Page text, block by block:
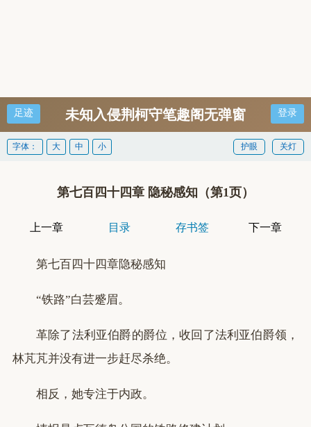
足迹 未知入侵荆柯守笔趣阁无弹窗 登录
关灯
护眼
字体： 大 中 小
第七百四十四章 隐秘感知（第1页）
上一章 目录 存书签 下一章
第七百四十四章隐秘感知
“铁路”白芸蹙眉。
革除了法利亚伯爵的爵位，收回了法利亚伯爵领，
林芃芃并没有进一步赶尽杀绝。
相反，她专注于内政。